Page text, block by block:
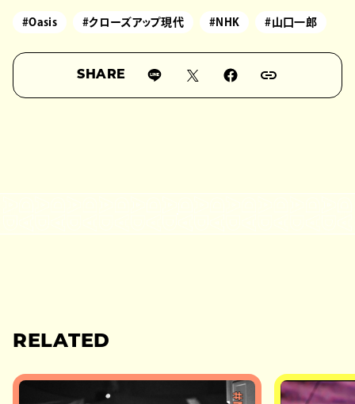
#Oasis #クローズアップ現代 #NHK #山口一郎
SHARE
RELATED